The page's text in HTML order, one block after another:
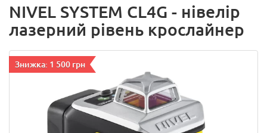
NIVEL SYSTEM CL4G - нівелір
лазерний рівень крослайнер
Знижка: 1 500 грн